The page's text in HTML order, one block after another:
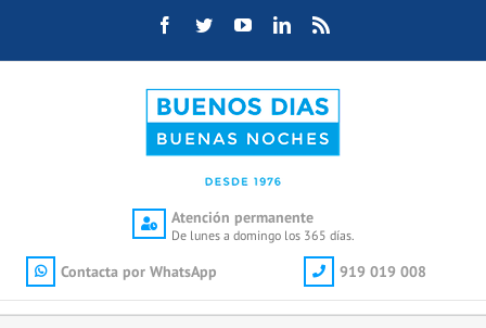
Facebook
TwitterYouTubeLinkedIn
Atención permanente
De lunes a domingo los 365 días.
Contacta por WhatsApp 919 019 008